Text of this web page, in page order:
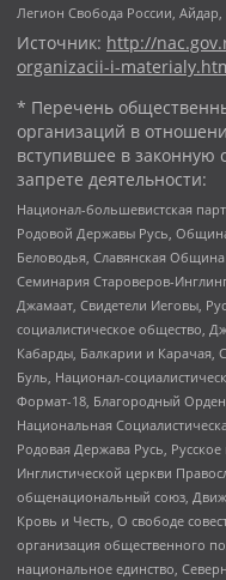
Легион Свобода России,
Источник: http://
organizacii-i-
* Перечень
организаций в
вступившее в законную
запрете деятельности:
Национал-большевистская
Родовой Державы Русь,
Беловодья, Славянская
Семинария Староверов-
Джамаат, Свидетели Иеговы,
социалистическое общество,
Кабарды, Балкарии и Карачая,
Буль, Национал-
Формат-18, Благородный
Национальная
Родовая Держава Русь,
Инглистической церкви
общенациональный союз,
Кровь и Честь, О свободе
организация общественного
национальное единство,